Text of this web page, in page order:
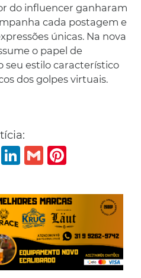
do influencer ganharam
cada postagem e
únicas. Na nova
o papel de
seu estilo característico
dos golpes virtuais.
Messenger
LinkedIn
Gmail